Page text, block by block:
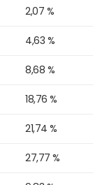
2,07 %
4,63 %
8,68 %
18,76 %
21,74 %
27,77 %